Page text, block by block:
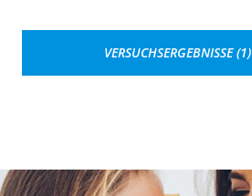
VERSUCHSERGEBNISSE (1)